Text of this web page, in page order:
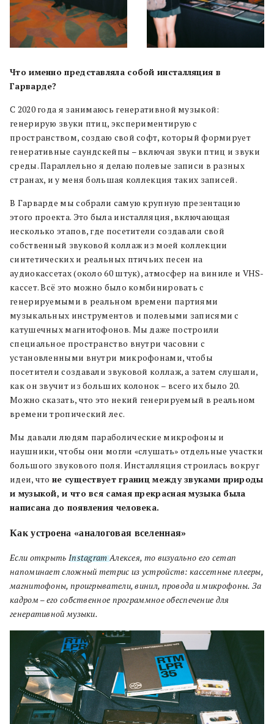
Что именно представляла собой инсталляция в
Гарварде?
С 2020 года я занимаюсь генеративной музыкой:
генерирую звуки птиц, экспериментирую с
пространством, создаю свой софт, который формирует
генеративные саундскейпы – включая звуки птиц и звуки
среды. Параллельно я делаю полевые записи в разных
странах, и у меня большая коллекция таких записей.
В Гарварде мы собрали самую крупную презентацию
этого проекта. Это была инсталляция, включающая
несколько этапов, где посетители создавали свой
собственный звуковой коллаж из моей коллекции
синтетических и реальных птичьих песен на
аудиокассетах (около 60 штук), атмосфер на виниле и VHS-
кассет. Всё это можно было комбинировать с
генерируемыми в реальном времени партиями
музыкальных инструментов и полевыми записями с
катушечных магнитофонов. Мы даже построили
специальное пространство внутри часовни с
установленными внутри микрофонами, чтобы
посетители создавали звуковой коллаж, а затем слушали,
как он звучит из больших колонок – всего их было 20.
Можно сказать, что это некий генерируемый в реальном
времени тропический лес.
Мы давали людям параболические микрофоны и
наушники, чтобы они могли «слушать» отдельные участки
большого звукового поля. Инсталляция строилась вокруг
идеи, что не существует границ между звуками природы
и музыкой, и что вся самая прекрасная музыка была
написана до появления человека.
Как устроена «аналоговая вселенная»
Если открыть InstagramАлексея, то визуально его сетап
напоминает сложный тетрис из устройств: кассетные плееры,
магнитофоны, проигрыватели, винил, провода и микрофоны. За
кадром – его собственное программное обеспечение для
генеративной музыки.